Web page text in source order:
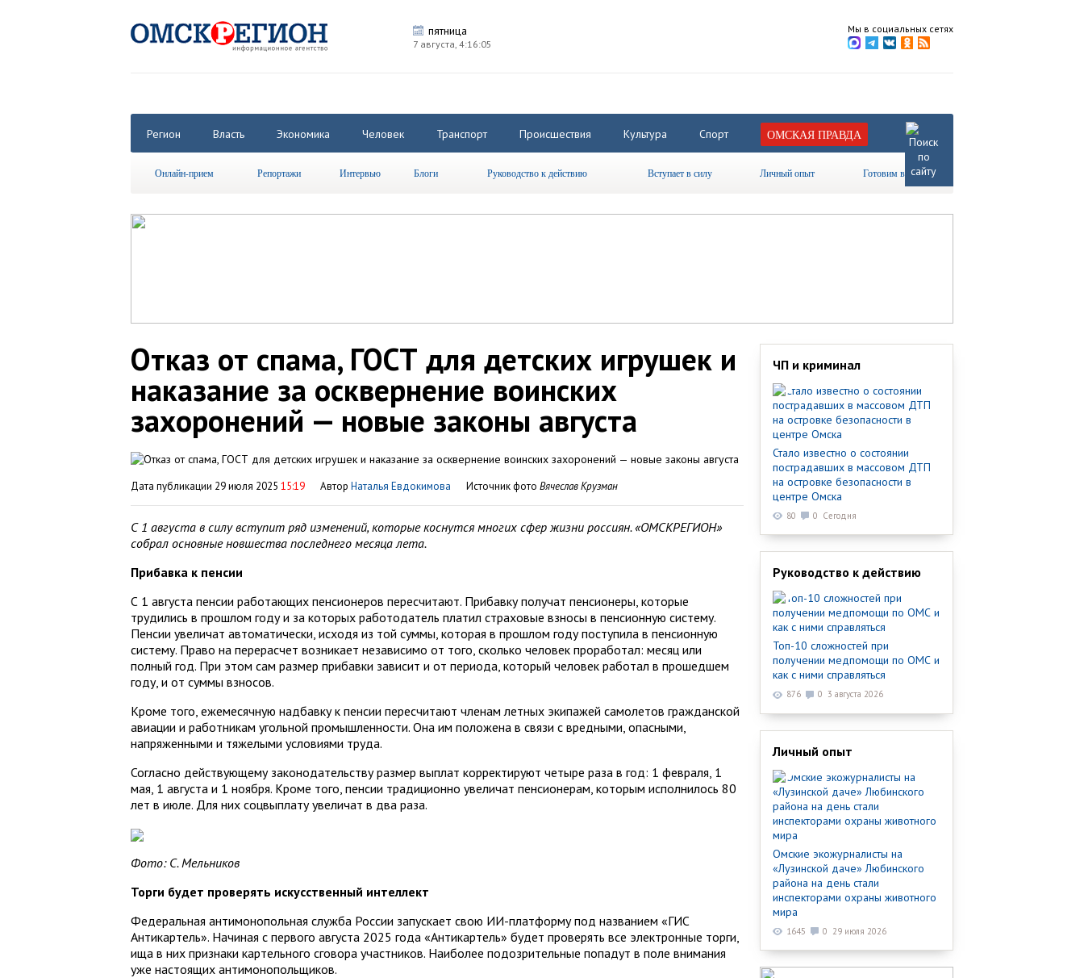
пятница
7 августа, 4:16:06
Мы в социальных сетях
Регион Власть Экономика Человек Транспорт Происшествия Культура Спорт ОМСКАЯ ПРАВДА
Онлайн-прием Репортажи Интервью Блоги Руководство к действию Вступает в силу Личный опыт Готовим вместе
Отказ от спама, ГОСТ для детских игрушек и
наказание за осквернение воинских
захоронений — новые законы августа
Дата публикации 29 июля 2025 15:19 Автор Наталья Евдокимова Источник фото Вячеслав Крузман
С 1 августа в силу вступит ряд изменений, которые коснутся многих сфер жизни россиян. «ОМСКРЕГИОН»
собрал основные новшества последнего месяца лета.
Прибавка к пенсии
С 1 августа пенсии работающих пенсионеров пересчитают. Прибавку получат пенсионеры, которые
трудились в прошлом году и за которых работодатель платил страховые взносы в пенсионную систему.
Пенсии увеличат автоматически, исходя из той суммы, которая в прошлом году поступила в пенсионную
систему. Право на перерасчет возникает независимо от того, сколько человек проработал: месяц или
полный год. При этом сам размер прибавки зависит и от периода, который человек работал в прошедшем
году, и от суммы взносов.
Кроме того, ежемесячную надбавку к пенсии пересчитают членам летных экипажей самолетов гражданской
авиации и работникам угольной промышленности. Она им положена в связи с вредными, опасными,
напряженными и тяжелыми условиями труда.
Согласно действующему законодательству размер выплат корректируют четыре раза в год: 1 февраля, 1
мая, 1 августа и 1 ноября. Кроме того, пенсии традиционно увеличат пенсионерам, которым исполнилось 80
лет в июле. Для них соцвыплату увеличат в два раза.
Фото: С. Мельников
Торги будет проверять искусственный интеллект
Федеральная антимонопольная служба России запускает свою ИИ-платформу под названием «ГИС
Антикартель». Начиная с первого августа 2025 года «Антикартель» будет проверять все электронные торги,
ища в них признаки картельного сговора участников. Наиболее подозрительные попадут в поле внимания
уже настоящих антимонопольщиков.
ЧП и криминал
Стало известно о состоянии
пострадавших в массовом ДТП
на островке безопасности в
центре Омска
80 0 Сегодня
Руководство к действию
Топ-10 сложностей при
получении медпомощи по ОМС и
как с ними справляться
876 0 3 августа 2026
Личный опыт
Омские экожурналисты на
«Лузинской даче» Любинского
района на день стали
инспекторами охраны животного
мира
1645 0 29 июля 2026